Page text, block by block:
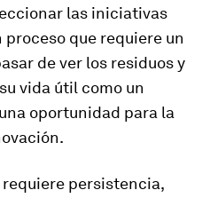
las iniciativas
que requiere un
de ver los residuos y
vida útil como un
oportunidad para la
persistencia,